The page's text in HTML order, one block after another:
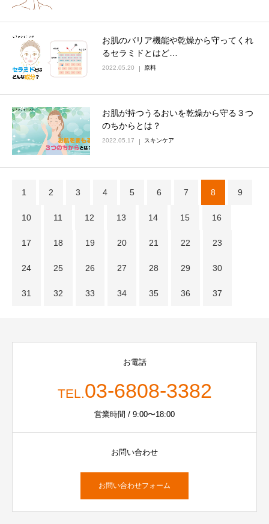
お肌のバリア機能や乾燥から守ってくれ
るセラミドとはど…
2022.05.20 原料
お肌が持つうるおいを乾燥から守る３つ
のちからとは？
2022.05.17 スキンケア
1 2 3 4 5 6 7 8 9
10 11 12 13 14 15 16
17 18 19 20 21 22 23
24 25 26 27 28 29 30
31 32 33 34 35 36 37
お電話
TEL.03-6808-3382
営業時間 / 9:00〜18:00
お問い合わせ
お問い合わせフォーム